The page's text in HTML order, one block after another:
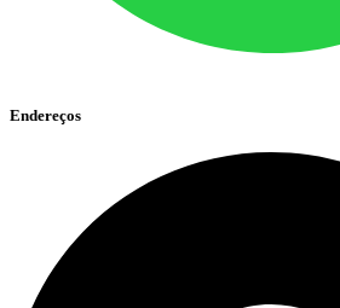
Endereços